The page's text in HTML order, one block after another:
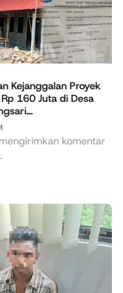
Kejanggalan Proyek
Rp 160 Juta di Desa
komentar